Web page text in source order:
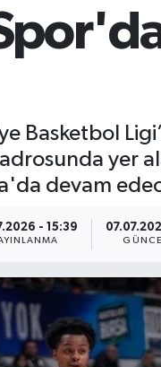
Basketbol
yer
devam
- 15:39